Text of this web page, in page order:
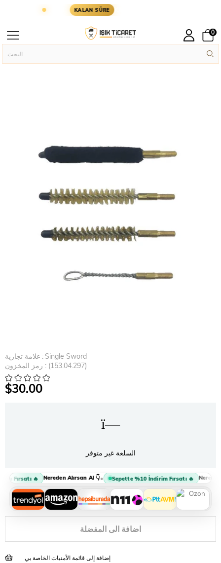
KALAN SÜRE KARGOYA YETİŞMESİ İÇİN KALAN
0
الصفحة الرئيسية
علامة تجارية : Single Sword
رمز المخزون
(153.04.297)
$30.00
السلعة غير متوفر
Fırsatı 🔥 Nereden Alırsan Al 👇• Sepette %10 İndirim Fırsatı 🔥 Nereden
اضافة الى المفضلة
إضافة إلى قائمة الأمنيات الخاصة بي